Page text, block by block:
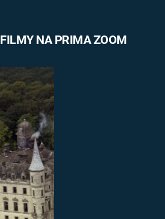
NA PRIMA ZOOM